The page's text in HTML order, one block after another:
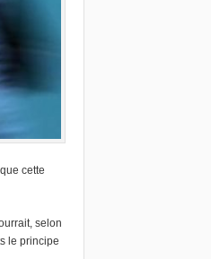
cette
selon
le principe